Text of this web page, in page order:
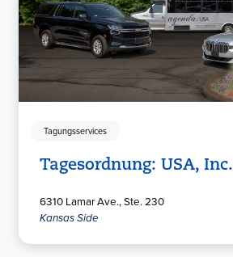
Tagungsservices
Tagesordnung: USA, Inc.
6310 Lamar Ave., Ste. 230
Kansas Side